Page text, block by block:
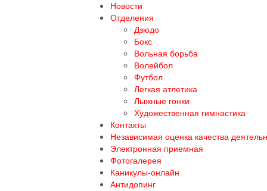
Новости
Отделения
Дзюдо
Бокс
Вольная борьба
Волейбол
Футбол
Легкая атлетика
Лыжные гонки
Художественная гимнастика
Контакты
Независимая оценка качества
Электронная приемная
Фотогалерея
Каникулы-онлайн
Антидопинг